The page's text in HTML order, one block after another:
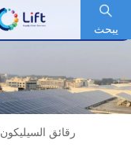
يبحث
رمز السهم : 600153.SH
رقائق السيليكون